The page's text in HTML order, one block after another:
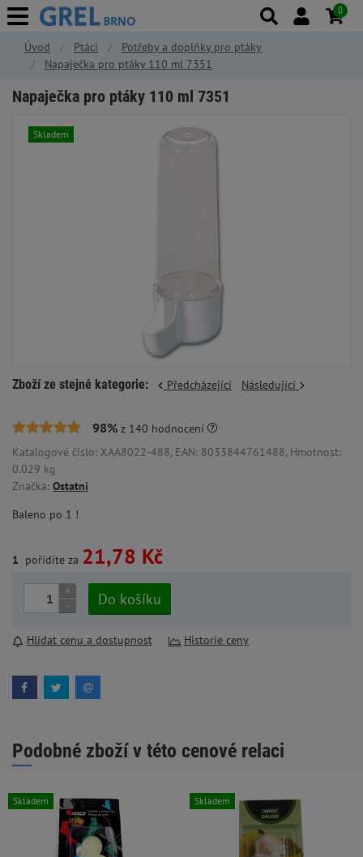
Úvod Ptáci
Potřeby a doplňky pro ptáky
Napaječka pro ptáky 110 ml 7351
Napaječka pro ptáky 110 ml 7351
Skladem
Zboží ze stejné kategorie: Předcházející Následující
98% z 140 hodnocení
Katalogové číslo: XAA8022-488, EAN: 8033844761488, Hmotnost:
0.029 kg
Značka: Ostatní
Baleno po 1 !
1 pořídíte za 21,78 Kč
+
-
Do košíku
Hlídat cenu a dostupnost Historie ceny
Podobné zboží v této cenové relaci
Skladem Skladem
0